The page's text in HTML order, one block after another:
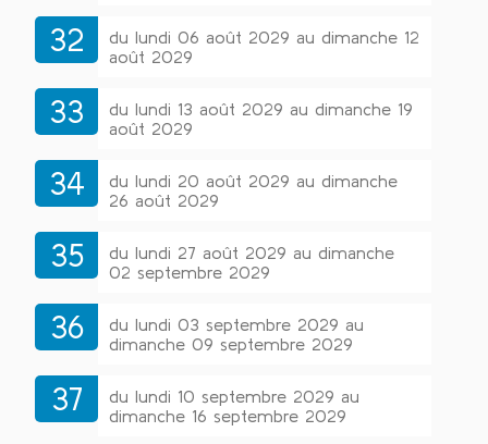
32
du lundi 06 août 2029 au dimanche 12
août 2029
33
du lundi 13 août 2029 au dimanche 19
août 2029
34
du lundi 20 août 2029 au dimanche
26 août 2029
35
du lundi 27 août 2029 au dimanche
02 septembre 2029
36
du lundi 03 septembre 2029 au
dimanche 09 septembre 2029
37
du lundi 10 septembre 2029 au
dimanche 16 septembre 2029